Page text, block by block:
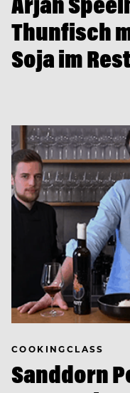
Thunfisch
Soja im
COOKINGCLASS
Sanddorn